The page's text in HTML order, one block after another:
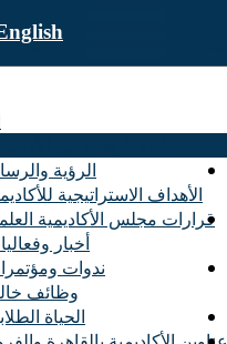
الرؤية
الأهداف الاستراتيجية
قرارات مجلس الأكاديمية
أخبار
ندوات
وظائف
الحياة